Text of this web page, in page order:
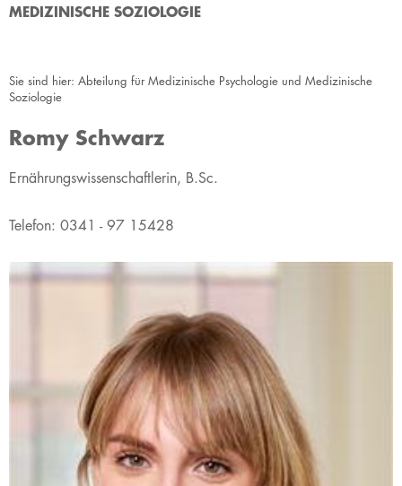
MEDIZINISCHE SOZIOLOGIE
Sie sind hier: Abteilung für Medizinische Psychologie und Medizinische
Soziologie
Romy Schwarz
​​​Ernährungswissenschaftlerin, B.Sc.
Telefon: 0341 - 97 15428